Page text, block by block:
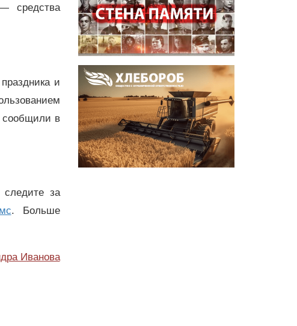
средства
и
сообщили в
следите за
. Больше
Иванова